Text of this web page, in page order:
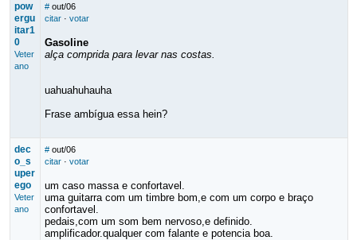
pow
ergu
itar1
0
Veter
ano
# out/06
citar· votar
Gasoline
alça comprida para levar nas costas.
uahuahuhauha
Frase ambígua essa hein?
dec
o_s
uper
ego
Veter
ano
# out/06
citar· votar
um caso massa e confortavel.
uma guitarra com um timbre bom,e com um corpo e braço
confortavel.
pedais,com um som bem nervoso,e definido.
amplificador.qualquer com falante e potencia boa.